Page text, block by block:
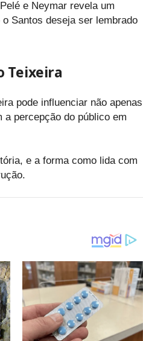
e Neymar revela um
Santos deseja ser lembrado
Teixeira
pode influenciar não apenas
percepção do público em
e a forma como lida com